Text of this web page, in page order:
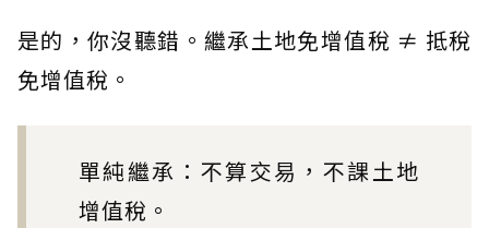
是的，你沒聽錯。繼承土地免增值稅 ≠ 抵稅
免增值稅。
單純繼承：不算交易，不課土地
增值稅。